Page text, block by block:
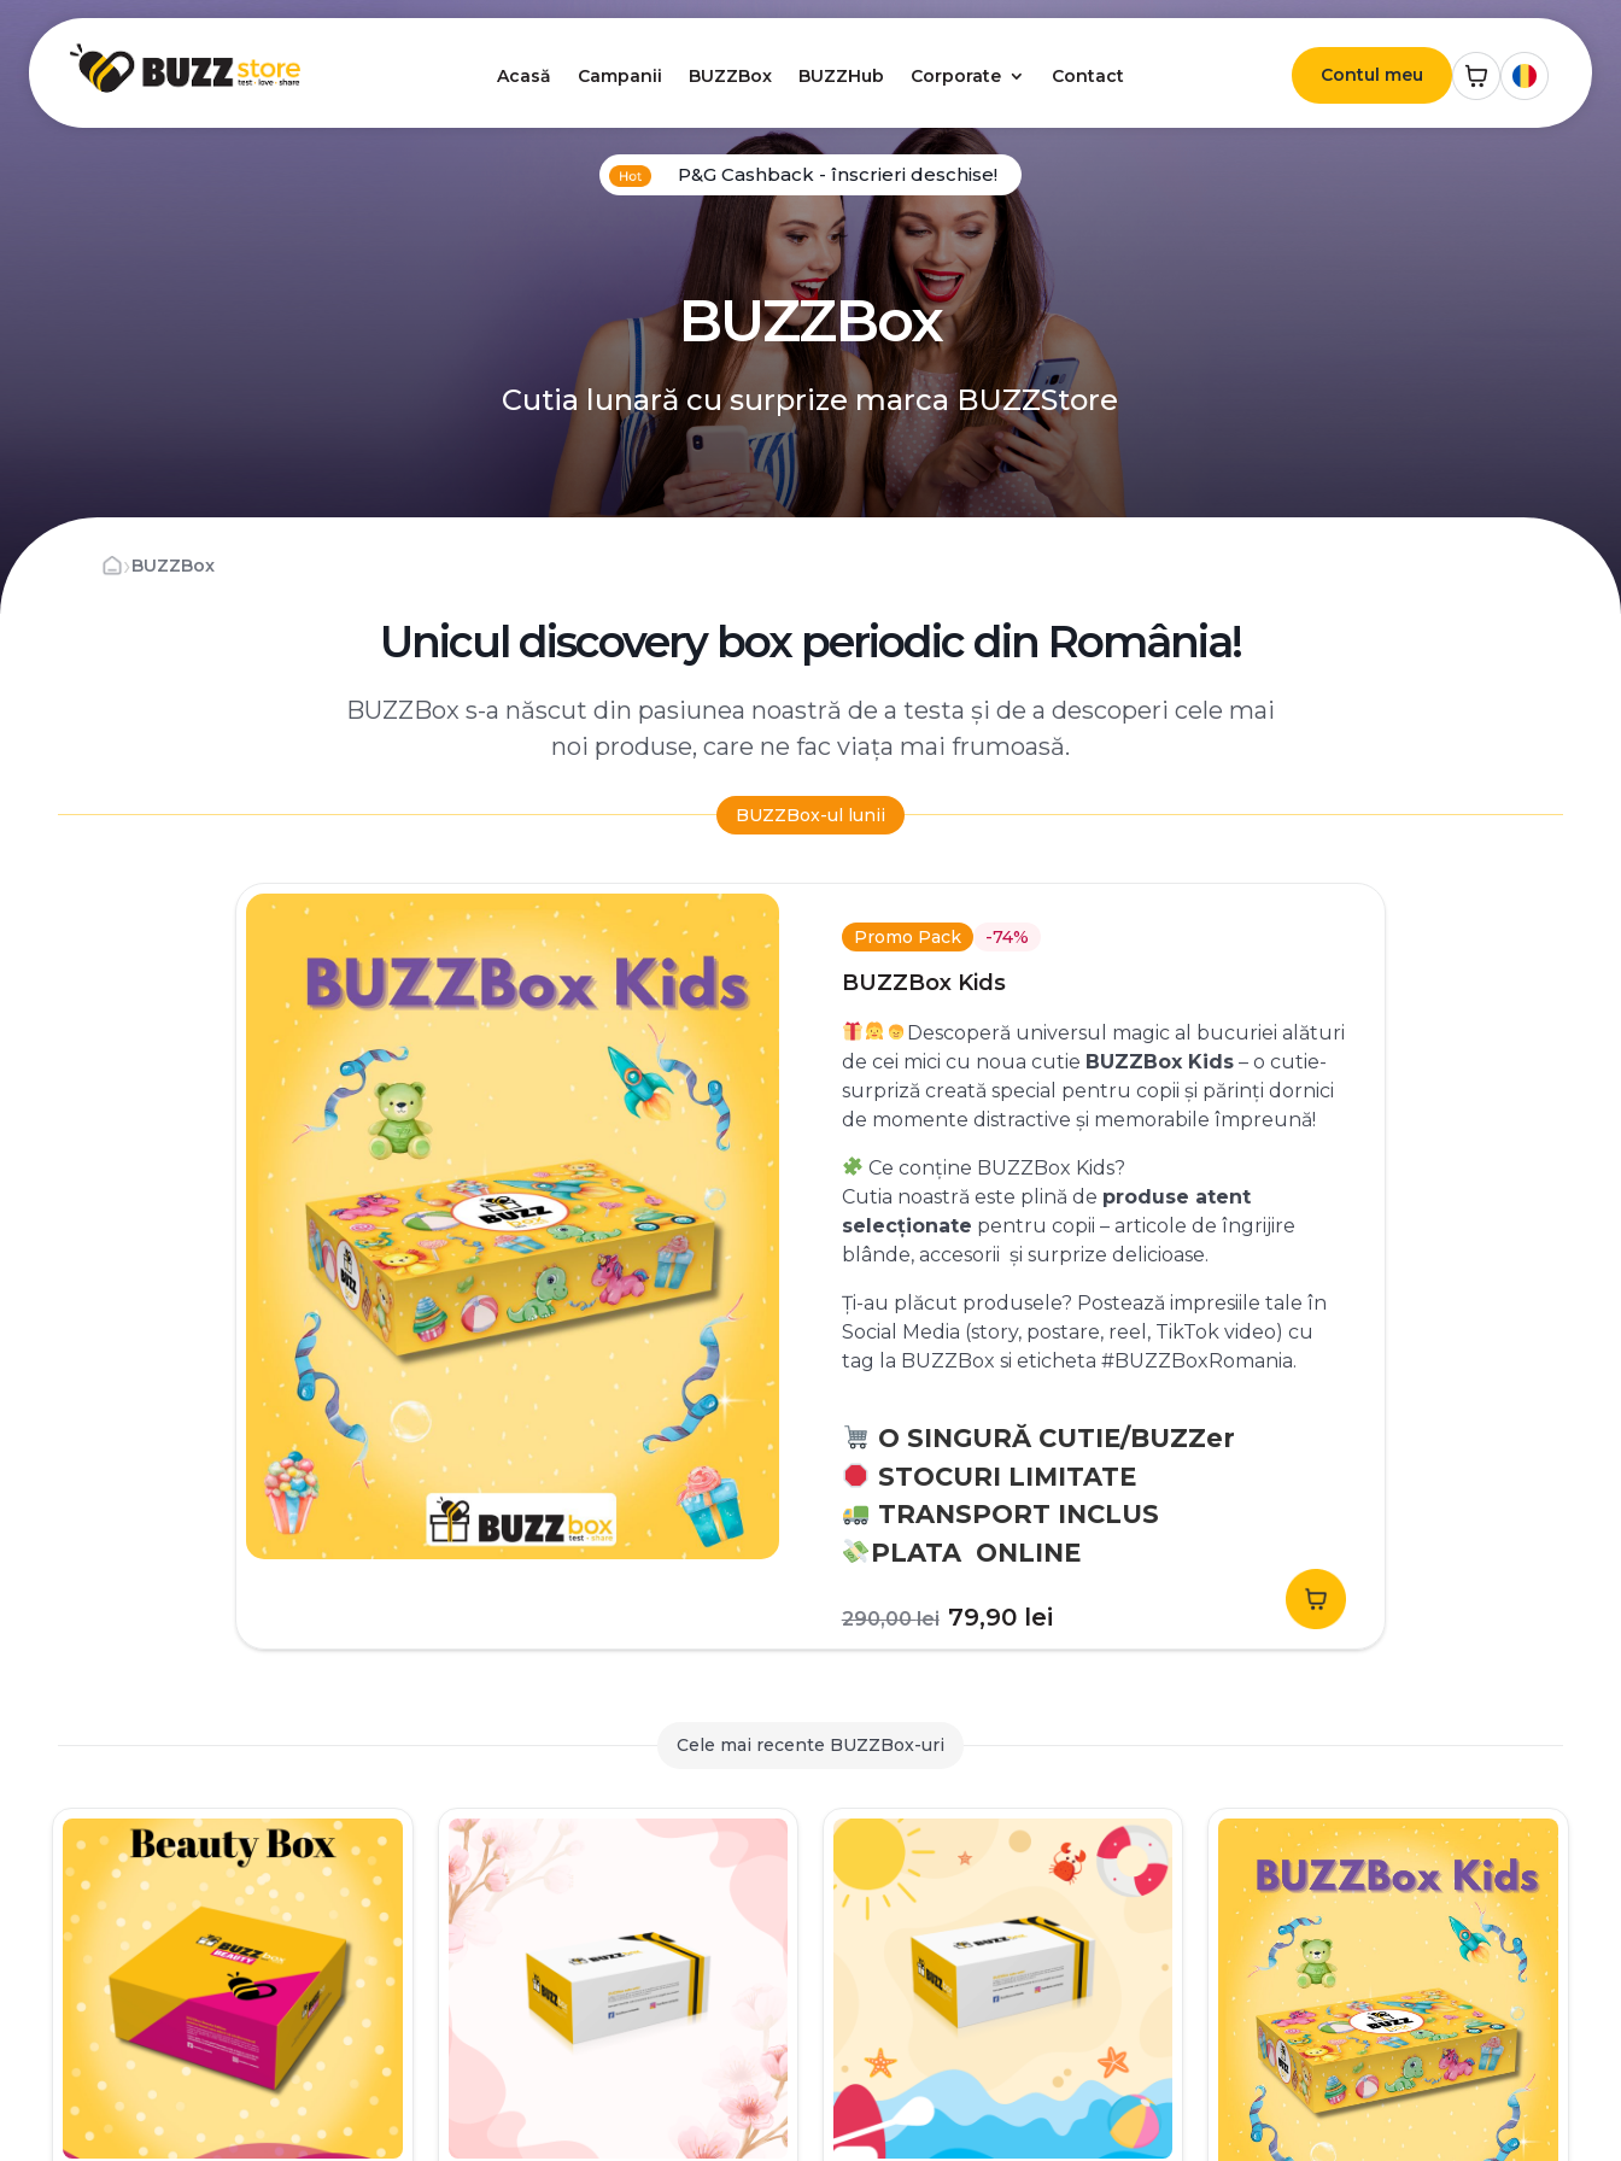
Acasă Campanii BUZZBox BUZZHub Corporate Contact Contul meu
P&G Cashback - înscrieri deschise!
BUZZBox
Cutia lunară cu surprize marca BUZZStore
›BUZZBox
Unicul discovery box periodic din România!
BUZZBox s-a născut din pasiunea noastră de a testa și de a descoperi cele mai
noi produse, care ne fac viața mai frumoasă.
BUZZBox-ul lunii
Promo Pack -74%
BUZZBox Kids
Descoperă universul magic al bucuriei alături
de cei mici cu noua cutie BUZZBox Kids– o cutie-
surpriză creată special pentru copii și părinți dornici
de momente distractive și memorabile împreună!
Ce conține BUZZBox Kids?
Cutia noastră este plină de produse atent
selecționate pentru copii – articole de îngrijire
blânde, accesorii și surprize delicioase.
Ți-au plăcut produsele? Postează impresiile tale în
Social Media (story, postare, reel, TikTok video) cu
tag la BUZZBox si eticheta #BUZZBoxRomania.
O SINGURĂ CUTIE/BUZZer
STOCURI LIMITATE
TRANSPORT INCLUS
PLATA ONLINE
290,00lei Prețul
inițial
79,90 leiPrețul
curent
Cele mai recente BUZZBox-uri